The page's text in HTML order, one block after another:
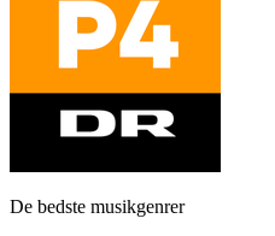
De bedste musikgenrer